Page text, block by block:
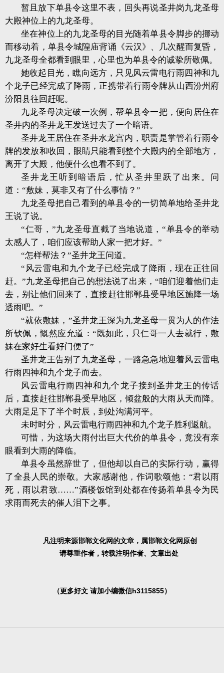
暂且放下单县令这里不表，回头再说圣井岗九龙圣母
大殿神位上的九龙圣母。
坐在神位上的九龙圣母的目光随着单县令脚步的挪动
而移动着，单县令城隍庙背诵《云汉》、几次醒而复昏，
九龙圣母全都看到眼里，心里也为单县令的诚挚所敬佩。
她收起目光，瞧向远方，只见风云雷电行雨四神和九
个龙子已经完成了降雨，正携带着行雨令牌从山西汾州府
汾阳县往回赶呢。
九龙圣母决定破一次例，帮单县令一把，便向居住在
圣井内的圣井龙王发送过去了一个暗语。
圣井龙王居住在圣井水龙宫内，职责是掌管着行雨令
牌的发放和收回，眼睛只能看到整个大殿内的全部地方，
离开了大殿，他便什么也看不到了。
圣井龙王听到暗语后，忙从圣井里跃了出来。问
道：“敷妹，莫非又有了什么事情？”
九龙圣母把自己看到的单县令的一切简单地给圣井龙
王说了说。
“仁哥，”九龙圣母直截了当地说道，“单县令的举动
太感人了，咱们应该帮助人家一把才好。”
“怎样帮法？”圣井龙王问道。
“风云雷电和九个龙子已经完成了降雨，现在正往回
赶。”九龙圣母把自己的想法说了出来，“咱们迎着他们走
去，别让他们回来了，直接赶往邯郸县受旱地区施降一场
透雨吧。”
“就依敷妹，”圣井龙王深为九龙圣母一贯为人的作法
所钦佩，慨然应允道：“既如此，只仁哥一人去就行，敷
妹在家好生看好门便了”
圣井龙王告别了九龙圣母，一路急急地迎着风云雷电
行雨四神和九个龙子而去。
风云雷电行雨四神和九个龙子接到圣井龙王的传话
后，直接赶往邯郸县受旱地区，倾盆般的大雨从天而降。
大雨足足下了半个时辰，到处沟满河平。
未时时分，风云雷电行雨四神和九个龙子胜利返航。
可惜，为这场大雨付出巨大代价的单县令，竟没有亲
眼看到大雨的降临。
单县令虽然辞世了，但他却以自己的实际行动，赢得
了全县人民的崇敬。大家感谢他，作词歌颂他：“君以雨
死，雨以君致……”酒楼饭馆到处都在传扬着单县令为民
求雨而死去的催人泪下之事。
凡注明来源邯郸文化网的文章，属邯郸文化网原创
请尊重作者，转载注明作者、文章出处
（更多好文 请加小编微信h3115855）